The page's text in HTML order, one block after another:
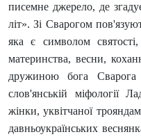
писемне джерело, де
літ». Зі Сварогом
яка є символом
материнства, весни,
дружиною бога
слов'янській міфології
жінки, уквітчаної
давньоукраїнських